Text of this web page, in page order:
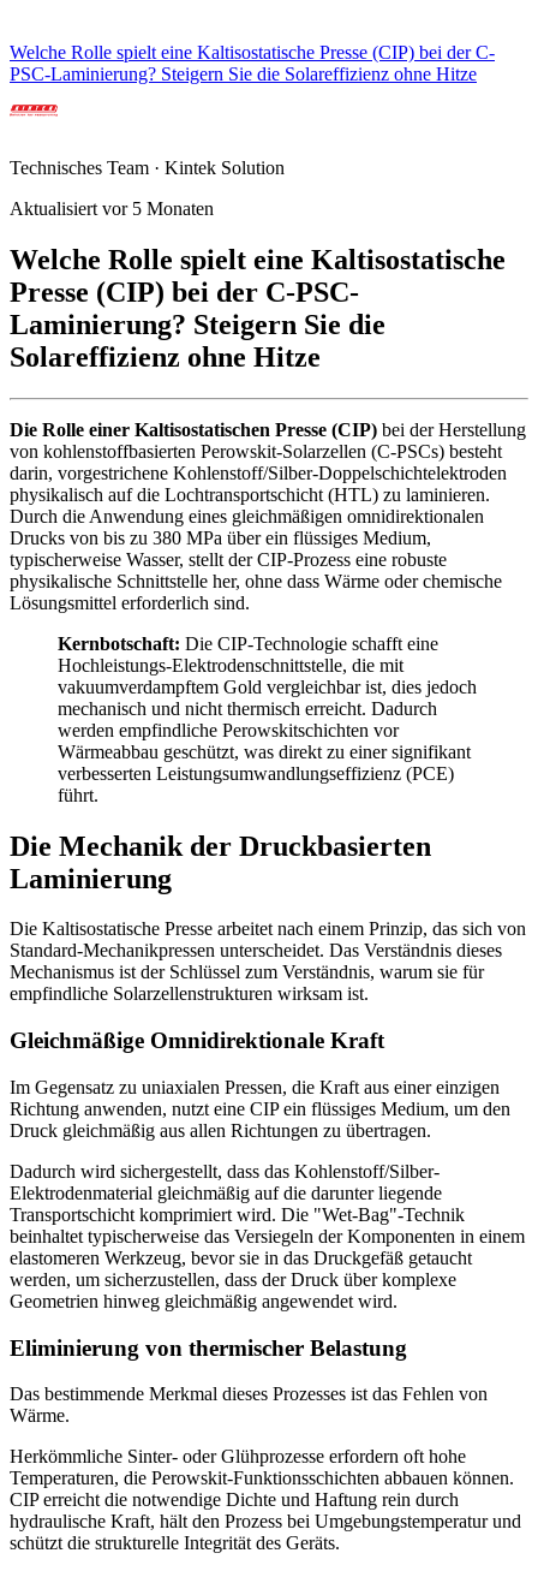
Welche Rolle spielt eine Kaltisostatische Presse (CIP) bei der C-
PSC-Laminierung? Steigern Sie die Solareffizienz ohne Hitze
Technisches Team · Kintek Solution
Aktualisiert vor 5 Monaten
Welche Rolle spielt eine Kaltisostatische
Presse (CIP) bei der C-PSC-
Laminierung? Steigern Sie die
Solareffizienz ohne Hitze
Die Rolle einer Kaltisostatischen Presse (CIP) bei der Herstellung
von kohlenstoffbasierten Perowskit-Solarzellen (C-PSCs) besteht
darin, vorgestrichene Kohlenstoff/Silber-Doppelschichtelektroden
physikalisch auf die Lochtransportschicht (HTL) zu laminieren.
Durch die Anwendung eines gleichmäßigen omnidirektionalen
Drucks von bis zu 380 MPa über ein flüssiges Medium,
typischerweise Wasser, stellt der CIP-Prozess eine robuste
physikalische Schnittstelle her, ohne dass Wärme oder chemische
Lösungsmittel erforderlich sind.
Kernbotschaft: Die CIP-Technologie schafft eine
Hochleistungs-Elektrodenschnittstelle, die mit
vakuumverdampftem Gold vergleichbar ist, dies jedoch
mechanisch und nicht thermisch erreicht. Dadurch
werden empfindliche Perowskitschichten vor
Wärmeabbau geschützt, was direkt zu einer signifikant
verbesserten Leistungsumwandlungseffizienz (PCE)
führt.
Die Mechanik der Druckbasierten
Laminierung
Die Kaltisostatische Presse arbeitet nach einem Prinzip, das sich von
Standard-Mechanikpressen unterscheidet. Das Verständnis dieses
Mechanismus ist der Schlüssel zum Verständnis, warum sie für
empfindliche Solarzellenstrukturen wirksam ist.
Gleichmäßige Omnidirektionale Kraft
Im Gegensatz zu uniaxialen Pressen, die Kraft aus einer einzigen
Richtung anwenden, nutzt eine CIP ein flüssiges Medium, um den
Druck gleichmäßig aus allen Richtungen zu übertragen.
Dadurch wird sichergestellt, dass das Kohlenstoff/Silber-
Elektrodenmaterial gleichmäßig auf die darunter liegende
Transportschicht komprimiert wird. Die "Wet-Bag"-Technik
beinhaltet typischerweise das Versiegeln der Komponenten in einem
elastomeren Werkzeug, bevor sie in das Druckgefäß getaucht
werden, um sicherzustellen, dass der Druck über komplexe
Geometrien hinweg gleichmäßig angewendet wird.
Eliminierung von thermischer Belastung
Das bestimmende Merkmal dieses Prozesses ist das Fehlen von
Wärme.
Herkömmliche Sinter- oder Glühprozesse erfordern oft hohe
Temperaturen, die Perowskit-Funktionsschichten abbauen können.
CIP erreicht die notwendige Dichte und Haftung rein durch
hydraulische Kraft, hält den Prozess bei Umgebungstemperatur und
schützt die strukturelle Integrität des Geräts.